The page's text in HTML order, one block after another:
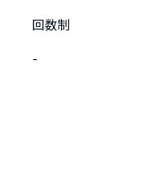
回数制
-